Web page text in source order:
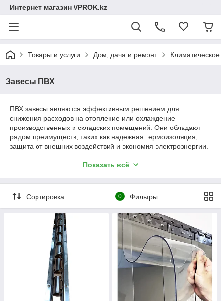
Интернет магазин VPROK.kz
Товары и услуги Дом, дача и ремонт
Завесы ПВХ
ПВХ завесы являются эффективным решением для
снижения расходов на отопление или охлаждение
производственных и складских помещений. Они обладают
рядом преимуществ, таких как надежная термоизоляция,
защита от внешних воздействий и экономия электроэнергии.
Что такое завесы из ПВХ
в
Показать всё
Сортировка 0 Фильтры